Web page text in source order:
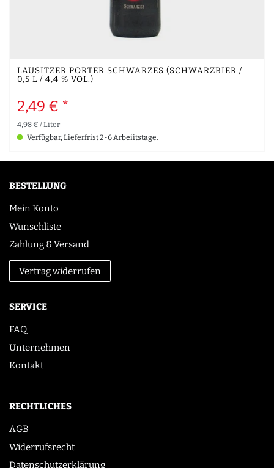
LAUSITZER PORTER SCHWARZES (SCHWARZBIER /
0,5 L / 4,4 % VOL.)
2,49 € *
4,98 € / Liter
Verfügbar, Lieferfrist 2-6 Arbeiitstage.
BESTELLUNG
Mein Konto
Wunschliste
Zahlung & Versand
Vertrag widerrufen
SERVICE
FAQ
Unternehmen
Kontakt
RECHTLICHES
AGB
Widerrufsrecht
Datenschutzerklärung